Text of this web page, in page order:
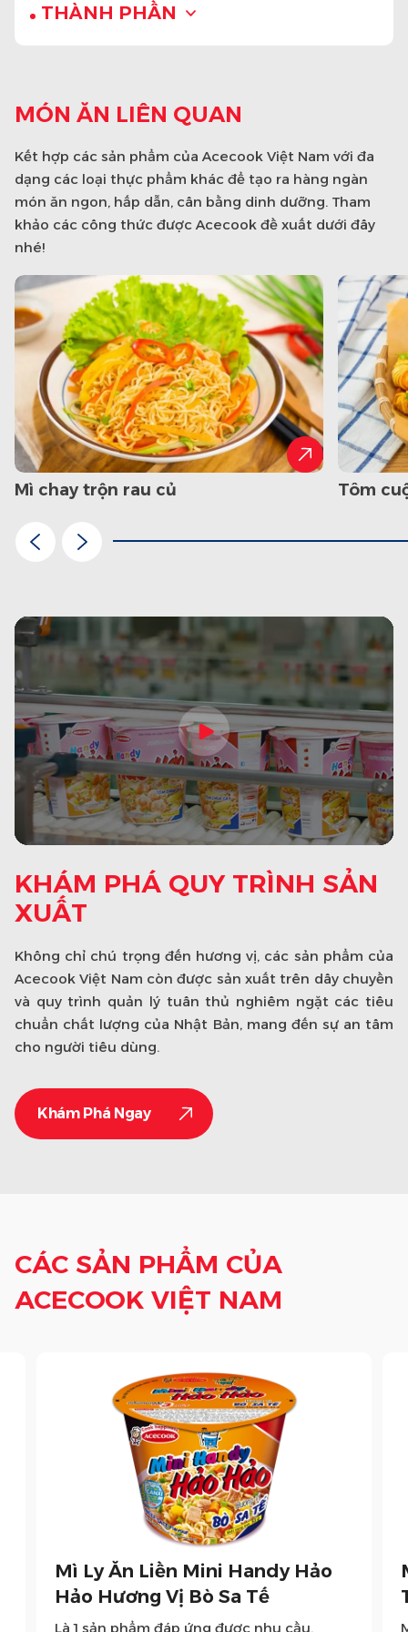
THÀNH PHẦN
MÓN ĂN LIÊN QUAN
Kết hợp các sản phẩm của Acecook Việt Nam với đa
dạng các loại thực phẩm khác để tạo ra hàng ngàn
món ăn ngon, hấp dẫn, cân bằng dinh dưỡng. Tham
khảo các công thức được Acecook đề xuất dưới đây
nhé!
mì chay trộn rau củ tôm
KHÁM PHÁ QUY TRÌNH SẢN
XUẤT
Không chỉ chú trọng đến hương vị, các sản phẩm của
Acecook Việt Nam còn được sản xuất trên dây chuyền
và quy trình quản lý tuân thủ nghiêm ngặt các tiêu
chuẩn chất lượng của Nhật Bản, mang đến sự an tâm
cho người tiêu dùng.
Khám Phá Ngay
CÁC SẢN PHẨM CỦA
ACECOOK VIỆT NAM
Mì Ly Ăn Liền Mini Handy Hảo
Hảo Hương Vị Bò Sa Tế
Là 1 sản phẩm đáp ứng được nhu cầu,